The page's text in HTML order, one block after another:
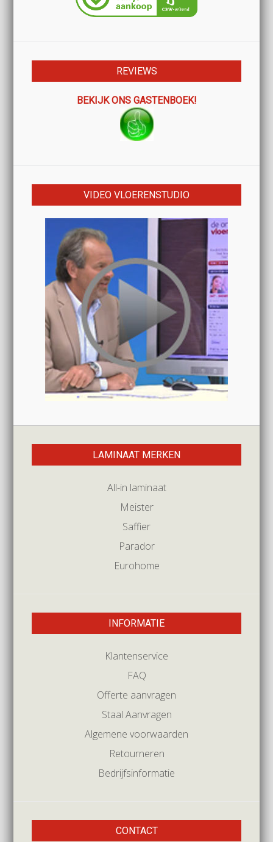
REVIEWS
BEKIJK ONS GASTENBOEK!
VIDEO VLOERENSTUDIO
LAMINAAT MERKEN
All-in laminaat
Meister
Saffier
Parador
Eurohome
INFORMATIE
Klantenservice
FAQ
Offerte aanvragen
Staal Aanvragen
Algemene voorwaarden
Retourneren
Bedrijfsinformatie
CONTACT